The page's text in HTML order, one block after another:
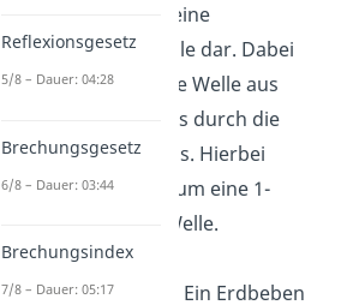
Autostau stellt eine
Longitudinalwelle dar. Dabei
bewegt sich eine Welle aus
fahrenden Autos durch die
stehenden Autos. Hierbei
handelt es sich um eine 1-
Dimensionale Welle.
Erdbebenwelle : Ein Erdbeben
Reflexionsgesetz
5/8 – Dauer: 04:28
Brechungsgesetz
6/8 – Dauer: 03:44
Brechungsindex
7/8 – Dauer: 05:17